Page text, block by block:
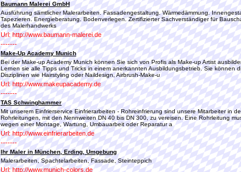
Baumann Malerei GmbH
Ausführung sämtlicher Malerarbeiten. Fassadengestaltung. Wärmedämmung.
Tapezieren. Energieberatung. Bodenverlegen. Zertifizierter Sachverständiger für
des Malerhandwerks
Url: http://www.baumann-malerei.de
-------
Make-Up Academy Munich
Bei der Make-up Academy Munich können Sie sich von Profis als Make-up Artist
Lernen sie alle Tipps und Tricks in einem anerkannten Ausbildungsbetrieb. Sie können
Disziplinen wie Hairstyling oder Naildesign, Airbrush-Make-u
Url: http://www.makeupacademy.de
-------
TAS Schwinghammer
Mit unserem Einfrierservice Einfrierarbeiten - Rohreinfrierung sind unsere Mitarbeiter in
Rohrleitungen, mit den Nennweiten DN 40 bis DN 300, zu vereisen. Eine Rohrleitung
wegen einer Montage, Wartung, Umbauarbeit oder Reparatur a
Url: http://www.einfrierarbeiten.de
-------
Ihr Maler in München, Erding, Umgebung
Malerarbeiten, Spachtelarbeiten, Fassade, Steinteppich
Url: http://www.munich-colors.de